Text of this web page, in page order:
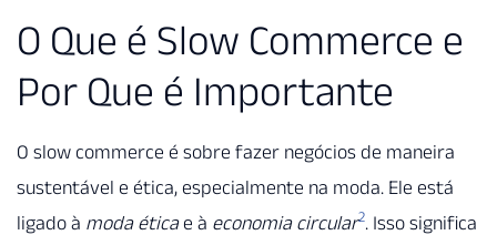
O Que é Slow Commerce e
Por Que é Importante
O slow commerce é sobre fazer negócios de maneira
sustentável e ética, especialmente na moda. Ele está
ligado à moda éticae à economia circular2. Isso significa